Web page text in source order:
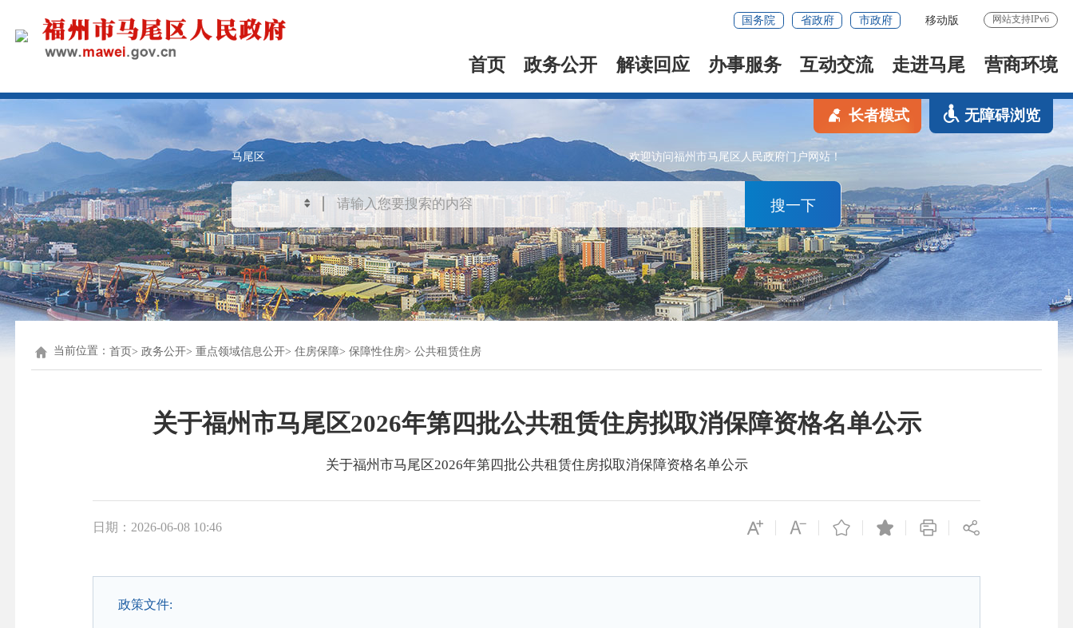
国务院 省政府 市政府 移动版 网站支持IPv6
首页 政务公开 解读回应 办事服务 互动交流 走进马尾 营商环境
马尾区 欢迎访问福州市马尾区人民政府门户网站！
搜一下
长者模式 无障碍浏览
当前位置：首页 政务公开 重点领域信息公开 住房保障 保障性住房 公共租赁住房
关于福州市马尾区2026年第四批公共租赁住房拟取消保障资格名单公示
关于福州市马尾区2026年第四批公共租赁住房拟取消保障资格名单公示
日期：2026-06-08 10:46
政策文件: